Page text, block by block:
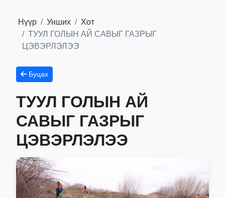
Нүүр Унших
Хот
ТУУЛ ГОЛЫН АЙ САВЫГ ГАЗРЫГ
ЦЭВЭРЛЭЛЭЭ
Буцах
ТУУЛ ГОЛЫН АЙ
САВЫГ ГАЗРЫГ
ЦЭВЭРЛЭЛЭЭ